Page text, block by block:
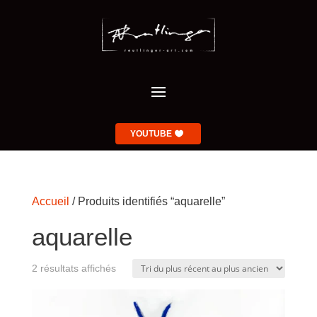
YOUTUBE
Accueil / Produits identifiés “aquarelle”
aquarelle
2 résultats affichésTrié
plus